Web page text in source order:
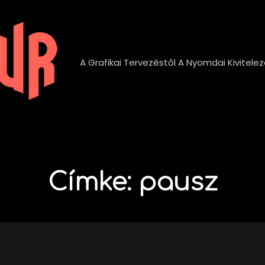
A Grafikai Tervezéstől A Nyomdai
Címke: pausz